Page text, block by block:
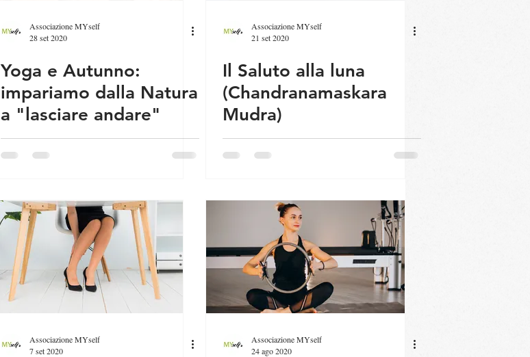
Associazione MYself
28 set 2020
Yoga e Autunno:
impariamo dalla Natura
a "lasciare andare"
Associazione MYself
21 set 2020
Il Saluto alla luna
(Chandranamaskara
Mudra)
Associazione MYself
7 set 2020
Associazione MYself
24 ago 2020